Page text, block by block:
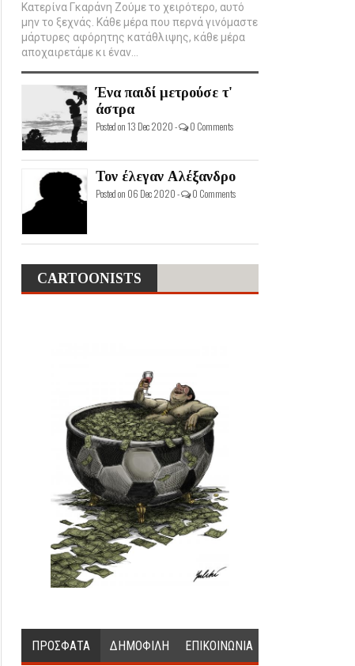
Κατερίνα Γκαράνη Ζούμε το χειρότερο, αυτό
μην το ξεχνάς. Κάθε μέρα που περνά γινόμαστε
μάρτυρες αφόρητης κατάθλιψης, κάθε μέρα
αποχαιρετάμε κι έναν...
Ένα παιδί μετρούσε τ'
άστρα
Posted on 13 Dec 2020 - 0 Comments
Τον έλεγαν Αλέξανδρο
Posted on 06 Dec 2020 - 0 Comments
CARTOONISTS
ΠΡΟΣΦΑΤΑ ΔΗΜΟΦΙΛΗ ΕΠΙΚΟΙΝΩΝΙΑ